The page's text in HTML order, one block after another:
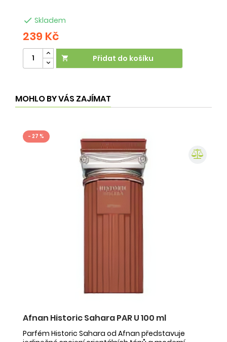
 Skladem
239 Kč
 Přidat do košíku
MOHLO BY VÁS ZAJÍMAT
- 27 %
Afnan Historic Sahara PAR U 100 ml
Parfém Historic Sahara od Afnan představuje